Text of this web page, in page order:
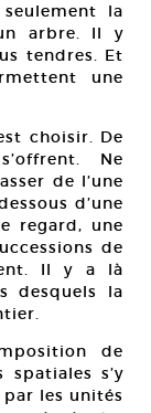
la
arbre. Il y
tendres. Et
une
choisir. De
Ne
de l’une
d’une
regard, une
de
Il y a là
desquels la
de
spatiales s’y
les unités